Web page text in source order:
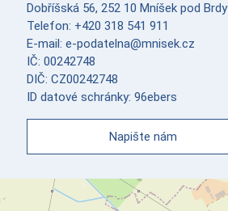
Dobříšská 56, 252 10 Mníšek pod Brdy
Telefon: +420 318 541 911
E-mail: e-podatelna@mnisek.cz
IČ: 00242748
DIČ: CZ00242748
ID datové schránky: 96ebers
Napište nám